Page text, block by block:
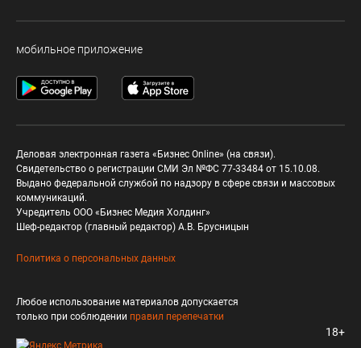
мобильное приложение
Деловая электронная газета «Бизнес Online» (на связи).
Свидетельство о регистрации СМИ Эл №ФС 77-33484 от 15.10.08.
Выдано федеральной службой по надзору в сфере связи и массовых
коммуникаций.
Учредитель ООО «Бизнес Медия Холдинг»
Шеф-редактор (главный редактор) А.В. Брусницын
Политика о персональных данных
Любое использование материалов допускается
только при соблюдении правил перепечатки
18+